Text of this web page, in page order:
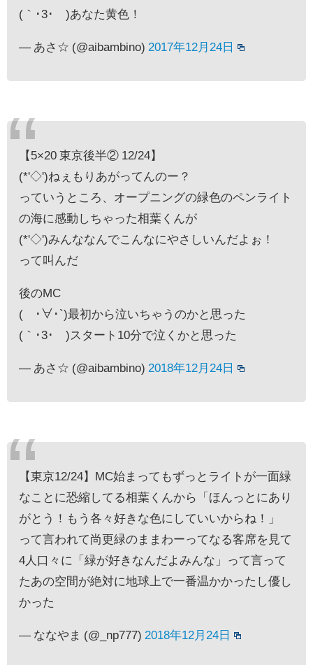
(｀･3･´)あなた黄色！
— あさ☆ (@aibambino) 2017年12月24日
【5×20 東京後半② 12/24】
(*'◇')ねぇもりあがってんのー？
っていうところ、オープニングの緑色のペンライト
の海に感動しちゃった相葉くんが
(*'◇')みんななんでこんなにやさしいんだよぉ！
って叫んだ
後のMC
(´･∀･`)最初から泣いちゃうのかと思った
(｀･3･´)スタート10分で泣くかと思った
— あさ☆ (@aibambino) 2018年12月24日
【東京12/24】MC始まってもずっとライトが一面緑
なことに恐縮してる相葉くんから「ほんっとにあり
がとう！もう各々好きな色にしていいからね！」
って言われて尚更緑のままわーってなる客席を見て
4人口々に「緑が好きなんだよみんな」って言って
たあの空間が絶対に地球上で一番温かかったし優し
かった
— ななやま (@_np777) 2018年12月24日